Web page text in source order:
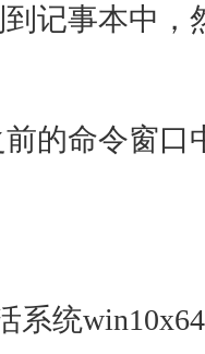
记事本中，
的命令窗
系统